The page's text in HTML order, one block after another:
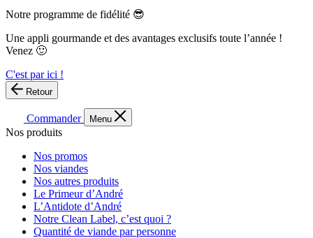
Notre programme de fidélité 😎
Une appli gourmande et des avantages exclusifs toute l’année !
Venez 🙂
C'est par ici !
Retour
Commander Menu
Nos produits
Nos promos
Nos viandes
Nos autres produits
Le Primeur d’André
L’Antidote d’André
Notre Clean Label, c’est quoi ?
Quantité de viande par personne